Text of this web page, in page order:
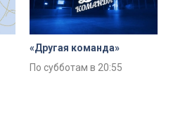
«Другая команда»
По субботам в 20:55